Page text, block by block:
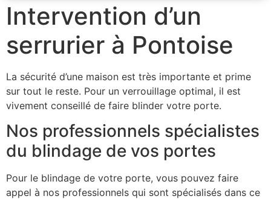
Intervention d’un
serrurier à Pontoise
La sécurité d’une maison est très importante et prime
sur tout le reste. Pour un verrouillage optimal, il est
vivement conseillé de faire blinder votre porte.
Nos professionnels spécialistes
du blindage de vos portes
Pour le blindage de votre porte, vous pouvez faire
appel à nos professionnels qui sont spécialisés dans ce